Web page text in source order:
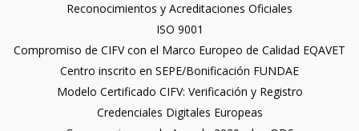
Reconocimientos y Acreditaciones Oficiales
ISO 9001
Compromiso de CIFV con el Marco Europeo de Calidad EQAVET
Centro inscrito en SEPE/Bonificación FUNDAE
Modelo Certificado CIFV: Verificación y Registro
Credenciales Digitales Europeas